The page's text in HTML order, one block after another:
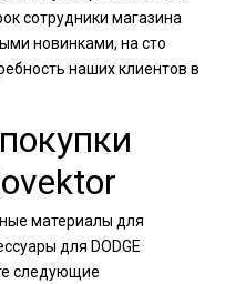
сотрудники магазина
новинками, на сто
наших клиентов в
материалы для
для DODGE
следующие